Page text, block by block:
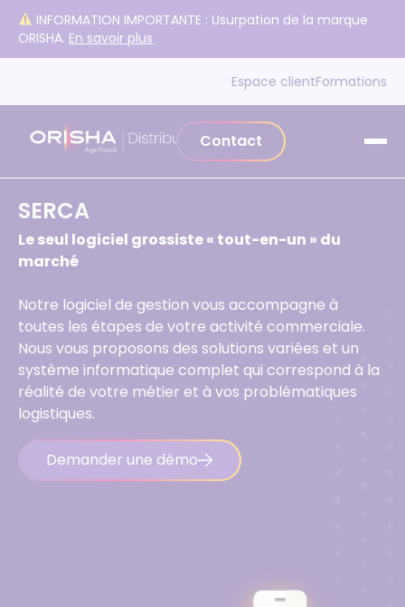
Aller au contenu
INFORMATION IMPORTANTE : Usurpation de la marque
ORISHA. En savoir plus
Espace clientFormations
Contact
SERCA
Le seul logiciel grossiste « tout-en-un » du
marché
Notre logiciel de gestion vous accompagne à
toutes les étapes de votre activité commerciale.
Nous vous proposons des solutions variées et un
système informatique complet qui correspond à la
réalité de votre métier et à vos problématiques
logistiques.
Demander une démo